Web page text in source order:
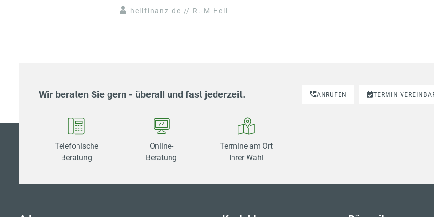
hellfinanz.de // R.-M Hell
Wir beraten Sie gern - überall und fast jederzeit. ANRUFEN TERMIN
Telefonische
Beratung
Online-
Beratung
Termine am Ort
Ihrer Wahl